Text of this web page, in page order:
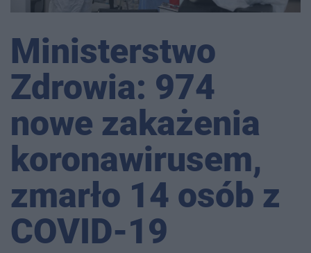
Ministerstwo
Zdrowia: 974
nowe zakażenia
koronawirusem,
zmarło 14 osób z
COVID-19